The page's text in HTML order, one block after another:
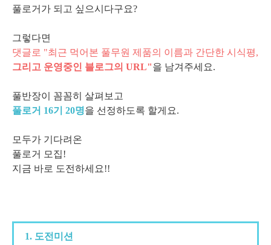
풀로거가 되고 싶으시다구요?
그렇다면
댓글로 "최근 먹어본 풀무원 제품의 이름과 간단한 시식평,
그리고 운영중인 블로그의 URL"을 남겨주세요.
풀반장이 꼼꼼히 살펴보고
풀로거 16기 20명을 선정하도록 할게요.
모두가 기다려온
풀로거 모집!
지금 바로 도전하세요!!
1. 도전미션